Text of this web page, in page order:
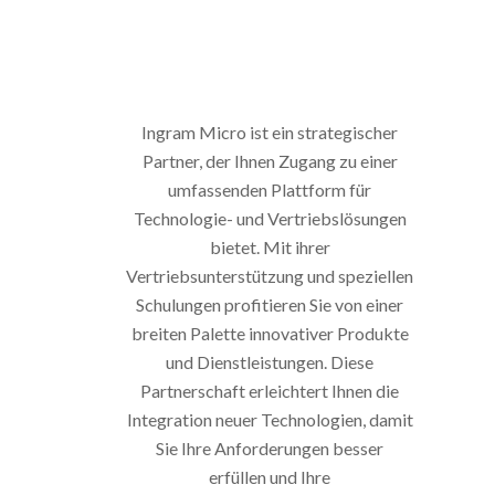
Ingram Micro ist ein strategischer
Partner, der Ihnen Zugang zu einer
umfassenden Plattform für
Technologie- und Vertriebslösungen
bietet. Mit ihrer
Vertriebsunterstützung und speziellen
Schulungen profitieren Sie von einer
breiten Palette innovativer Produkte
und Dienstleistungen. Diese
Partnerschaft erleichtert Ihnen die
Integration neuer Technologien, damit
Sie Ihre Anforderungen besser
erfüllen und Ihre